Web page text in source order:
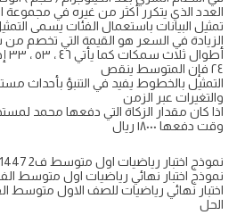
العدد الذي يتكرر أكثر من غيره في مجموعة
تمثيل البيانات باستعمال الفئات يسمى
الزيادة في السعر هو القيمة التي تخصم
٢٤ فإن المتوسط ينقص
التمثيل بالخطوط يفيد في التنبؤ بأحداث
والتغيرات عبر الزمن
وقت دفعها ۱۸۰۰۰ ریال
نموذج اختبار رياضيات اول متوسط ف2 1447 النهائي مع الاجوبه
نموذج اختبار نهائي رياضيات اول متوسط
الحل